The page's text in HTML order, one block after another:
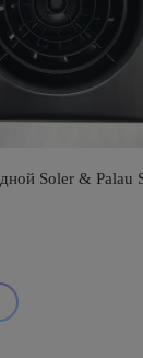
Soler & Palau